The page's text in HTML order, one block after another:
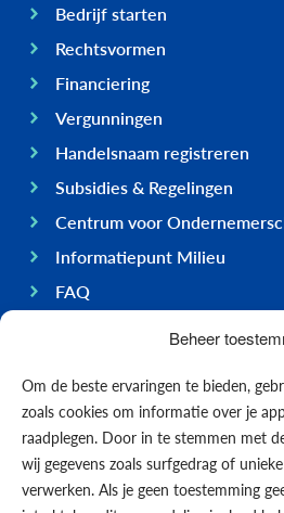
Beheer
Om de beste ervaringen te bieden,
zoals cookies om informatie over je
raadplegen. Door in te stemmen met
wij gegevens zoals surfgedrag of
verwerken. Als je geen toestemming
Bedrijf starten
Rechtsvormen
Financiering
Vergunningen
Handelsnaam registreren
Subsidies & Regelingen
Centrum voor
Informatiepunt Milieu
FAQ
Ondernemen op Bonaire
Economie
Regering
Infrastructuur
Algemeen